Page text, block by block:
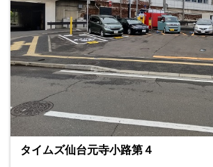
タイムズ仙台元寺小路第４